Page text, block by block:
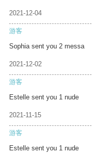
2021-12-04
游客
Sophia sent you 2 messa
2021-12-02
游客
Estelle sent you 1 nude
2021-11-15
游客
Estelle sent you 1 nude